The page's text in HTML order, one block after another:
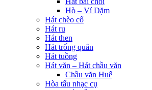
Hò – Ví Dặm
Hát chèo cổ
Hát ru
Hát then
Hát trống quân
Hát tuồng
Hát văn – Hát chầu văn
Chầu văn Huế
Hòa tấu nhạc cụ